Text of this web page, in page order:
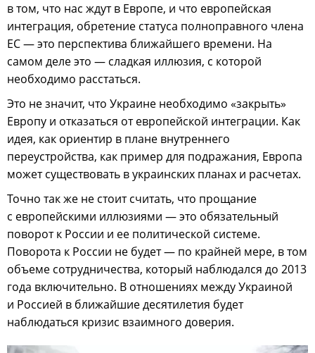
в том, что нас ждут в Европе, и что европейская
интеграция, обретение статуса полноправного члена
ЕС — это перспектива ближайшего времени. На
самом деле это — сладкая иллюзия, с которой
необходимо расстаться.
Это не значит, что Украине необходимо «закрыть»
Европу и отказаться от европейской интеграции. Как
идея, как ориентир в плане внутреннего
переустройства, как пример для подражания, Европа
может существовать в украинских планах и расчетах.
Точно так же не стоит считать, что прощание
с европейскими иллюзиями — это обязательный
поворот к России и ее политической системе.
Поворота к России не будет — по крайней мере, в том
объеме сотрудничества, который наблюдался до 2013
года включительно. В отношениях между Украиной
и Россией в ближайшие десятилетия будет
наблюдаться кризис взаимного доверия.